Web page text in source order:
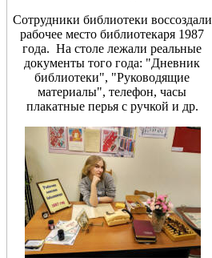
Сотрудники библиотеки воссоздали
рабочее место библиотекаря 1987
года. На столе лежали реальные
документы того года: "Дневник
библиотеки", "Руководящие
материалы", телефон, часы
плакатные перья с ручкой и др.